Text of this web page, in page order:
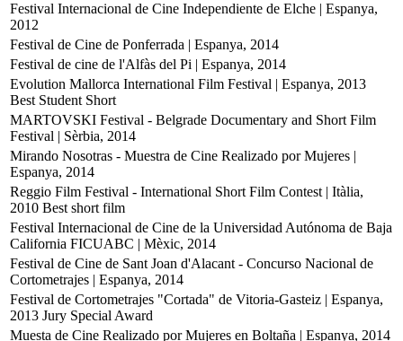
Festival Internacional de Cine Independiente de Elche | Espanya,
2012
Festival de Cine de Ponferrada | Espanya, 2014
Festival de cine de l'Alfàs del Pi | Espanya, 2014
Evolution Mallorca International Film Festival | Espanya, 2013
Best Student Short
MARTOVSKI Festival - Belgrade Documentary and Short Film
Festival | Sèrbia, 2014
Mirando Nosotras - Muestra de Cine Realizado por Mujeres |
Espanya, 2014
Reggio Film Festival - International Short Film Contest | Itàlia,
2010 Best short film
Festival Internacional de Cine de la Universidad Autónoma de Baja
California FICUABC | Mèxic, 2014
Festival de Cine de Sant Joan d'Alacant - Concurso Nacional de
Cortometrajes | Espanya, 2014
Festival de Cortometrajes "Cortada" de Vitoria-Gasteiz | Espanya,
2013 Jury Special Award
Muesta de Cine Realizado por Mujeres en Boltaña | Espanya, 2014